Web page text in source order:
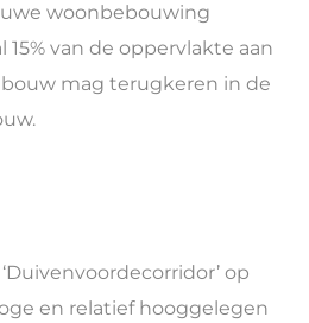
woonbebouwing
van de oppervlakte aan
mag terugkeren in de
op
en relatief hooggelegen